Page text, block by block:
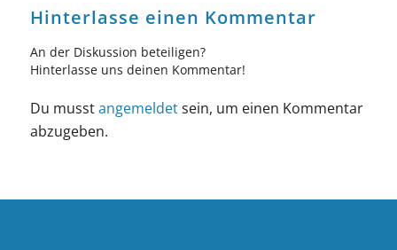
Hinterlasse einen Kommentar
An der Diskussion beteiligen?
Hinterlasse uns deinen Kommentar!
Du musstangemeldetsein, um einen Kommentar
abzugeben.